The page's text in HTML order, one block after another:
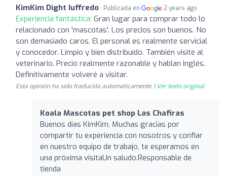
KimKim Dight Iuffredo Publicada en 2 years ago
Experiencia fantástica: Gran lugar para comprar todo lo
relacionado con 'mascotas'. Los precios son buenos. No
son demasiado caros. El personal es realmente servicial
y conocedor. Limpio y bien distribuido. También visité al
veterinario. Precio realmente razonable y hablan inglés.
Definitivamente volveré a visitar.
Esta opinión ha sido traducida automáticamente. | Ver texto original
Koala Mascotas pet shop Las Chafiras
Buenos días KimKim, Muchas gracias por
compartir tu experiencia con nosotros y confiar
en nuestro equipo de trabajo, te esperamos en
una próxima visitaUn saludo.Responsable de
tienda